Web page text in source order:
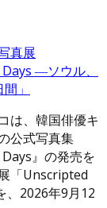
真展
―ソウル、
」
は、韓国俳優キ
公式写真集
』の発売を
「Unscripted
、2026年9月12